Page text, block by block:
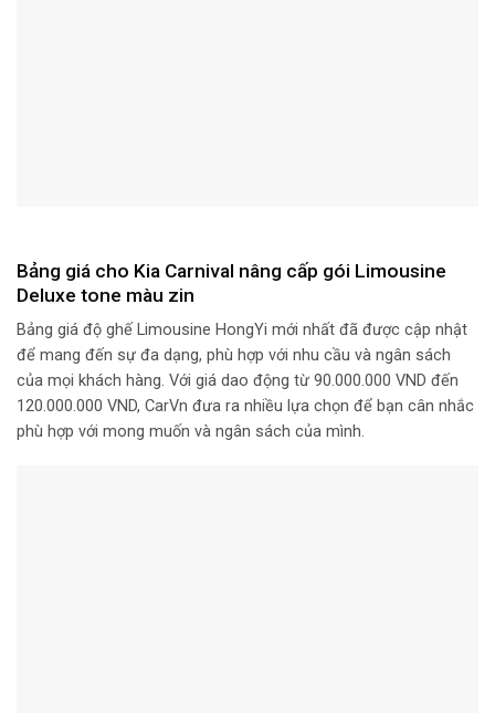
Bảng giá cho Kia Carnival nâng cấp gói Limousine
Deluxe tone màu zin
Bảng giá độ ghế Limousine HongYi mới nhất đã được cập nhật
để mang đến sự đa dạng, phù hợp với nhu cầu và ngân sách
của mọi khách hàng. Với giá dao động từ 90.000.000 VND đến
120.000.000 VND, CarVn đưa ra nhiều lựa chọn để bạn cân nhắc
phù hợp với mong muốn và ngân sách của mình.